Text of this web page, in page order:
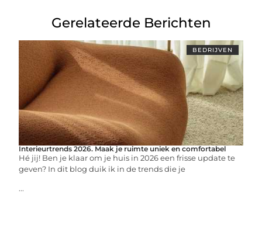
Gerelateerde Berichten
BEDRIJVEN
Interieurtrends 2026. Maak je ruimte uniek en comfortabel
Hé jij! Ben je klaar om je huis in 2026 een frisse update te
geven? In dit blog duik ik in de trends die je
...